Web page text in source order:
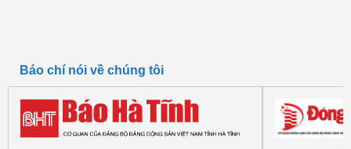
Báo chí nói về chúng tôi